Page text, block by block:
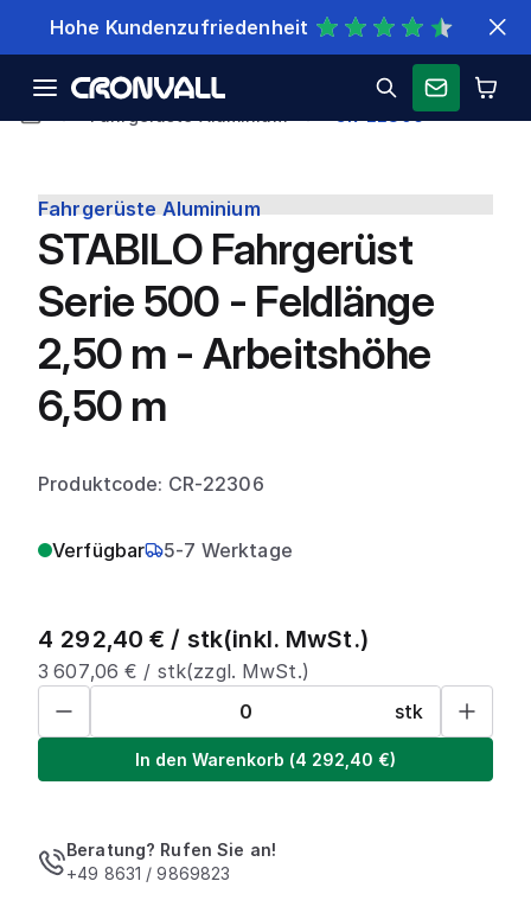
Schnelle Lieferung
CR-22306
Fahrgerüste Aluminium
STABILO Fahrgerüst
Serie 500 - Feldlänge
2,50 m - Arbeitshöhe
6,50 m
Produktcode: CR-22306
Verfügbar 5-7 Werktage
4 292,40 € / stk(inkl. MwSt.)
3 607,06 € / stk(zzgl. MwSt.)
stk
In den Warenkorb (4 292,40 €)
Beratung? Rufen Sie an!
+49 8631 / 9869823